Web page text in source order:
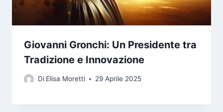
Giovanni Gronchi: Un Presidente tra
Tradizione e Innovazione
Di Elisa Moretti 29 Aprile 2025